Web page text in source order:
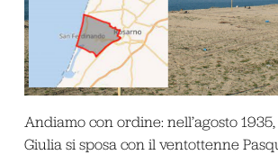
Andiamo con ordine: nell’agosto
Giulia si sposa con il ventottenne